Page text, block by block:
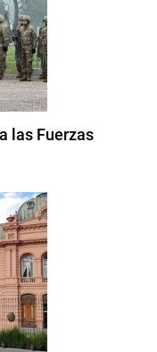
las Fuerzas